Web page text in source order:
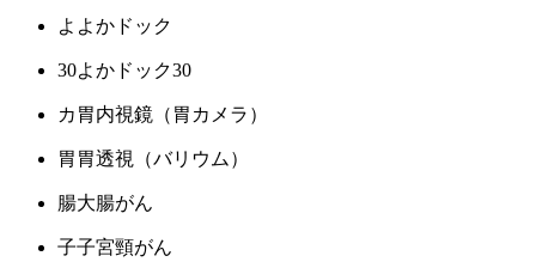
よ よかドック
30よかドック30
カ 胃内視鏡（胃カメラ）
胃 胃透視（バリウム）
腸大腸がん
子子宮頸がん